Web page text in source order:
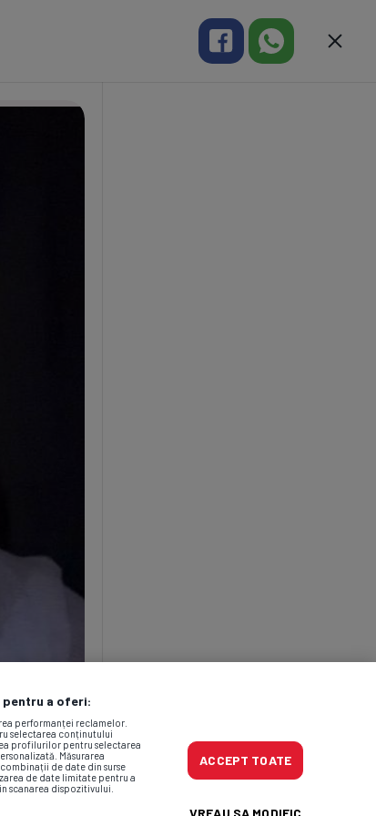
a oferi:
performanței reclamelor.
selectarea conținutului
profilurilor pentru selectarea
Măsurarea
de date din surse
de date limitate pentru a
scanarea dispozitivului.
ACCEPT TOATE
VREAU SA MODIFIC